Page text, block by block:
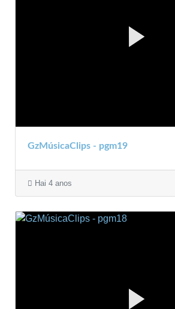
GzMúsicaClips - pgm19
Hai 4 anos